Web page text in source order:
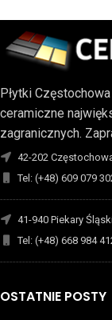
Płytki
ceramiczne
zagranicznych.
42-202
Tel: (+48) 609 079
41-940 Piekary
Tel: (+48) 668 984
OSTATNIE POSTY